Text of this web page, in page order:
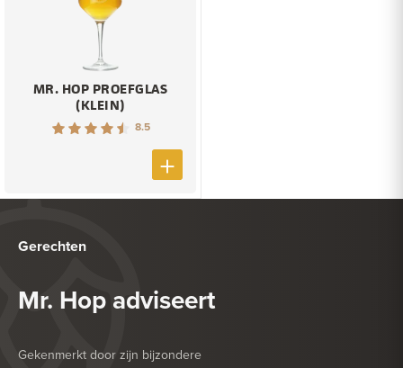
MR. HOP PROEFGLAS
(KLEIN)
8.5
Gerechten
Mr. Hop adviseert
Gekenmerkt door zijn bijzondere